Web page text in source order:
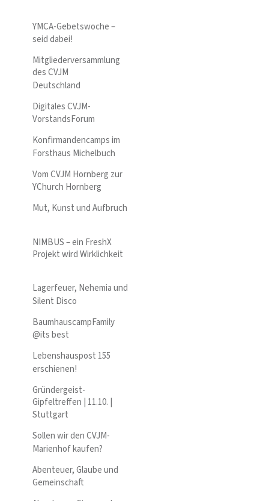
YMCA-Gebetswoche –
seid dabei!
Mitgliederversammlung
des CVJM
Deutschland
Digitales CVJM-
VorstandsForum
Konfirmandencamps im
Forsthaus Michelbuch
Vom CVJM Hornberg zur
YChurch Hornberg
Mut, Kunst und Aufbruch
NIMBUS – ein FreshX
Projekt wird Wirklichkeit
Lagerfeuer, Nehemia und
Silent Disco
BaumhauscampFamily
@its best
Lebenshauspost 155
erschienen!
Gründergeist-
Gipfeltreffen | 11.10. |
Stuttgart
Sollen wir den CVJM-
Marienhof kaufen?
Abenteuer, Glaube und
Gemeinschaft